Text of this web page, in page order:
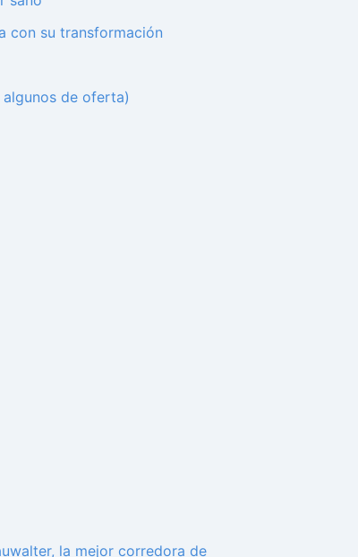
con su transformación
de oferta)
la mejor corredora de